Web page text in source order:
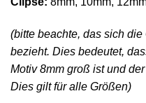
(bitte beachte, das sich
bezieht. Dies bedeutet,
Motiv 8mm groß ist und
Dies gilt für alle Größen)